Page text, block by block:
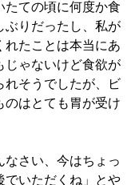
たての頃に何度か食
ぶりだったし、私が
れたことは本当にあ
ゃないけど食欲が
れそうでしたが、ビ
のはとても胃が受け
なさい、今はちょっ
でいただくね」とや